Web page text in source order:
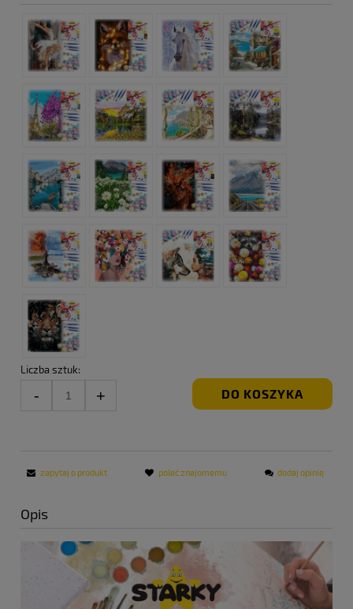
Liczba sztuk:
DO KOSZYKA
zapytaj o produkt poleć znajomemu dodaj opinię
Opis